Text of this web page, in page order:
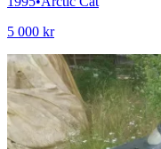
5 000 kr